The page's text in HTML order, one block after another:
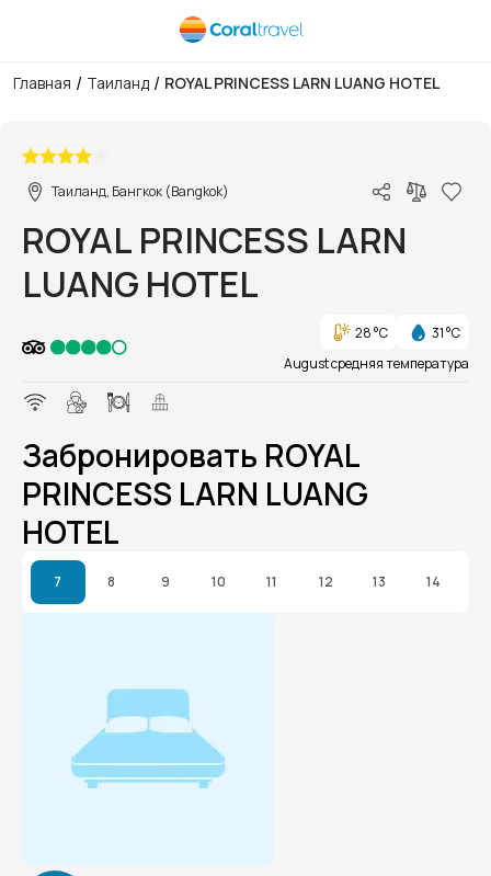
Главная / Таиланд / ROYAL PRINCESS LARN LUANG HOTEL
Таиланд, Бангкок (Bangkok)
ROYAL PRINCESS LARN
LUANG HOTEL
28 °C
31 °C
August средняя температура
Забронировать ROYAL
PRINCESS LARN LUANG
HOTEL
7 8 9 10 11 12 13 14